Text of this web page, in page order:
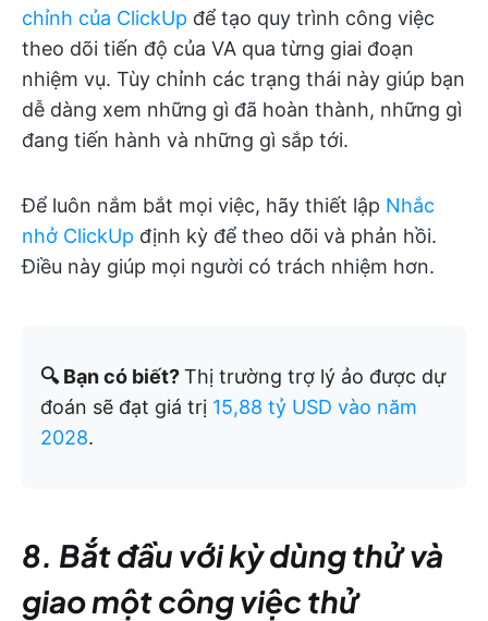
chỉnh của ClickUp để tạo quy trình công việc
theo dõi tiến độ của VA qua từng giai đoạn
nhiệm vụ. Tùy chỉnh các trạng thái này giúp bạn
dễ dàng xem những gì đã hoàn thành, những gì
đang tiến hành và những gì sắp tới.
Để luôn nắm bắt mọi việc, hãy thiết lập Nhắc
nhở ClickUp định kỳ để theo dõi và phản hồi.
Điều này giúp mọi người có trách nhiệm hơn.
🔍 Bạn có biết?Thị trường trợ lý ảo được dự
đoán sẽ đạt giá trị 15,88 tỷ USD vào năm
2028.
8. Bắt đầu với kỳ dùng thử và
giao một công việc thử